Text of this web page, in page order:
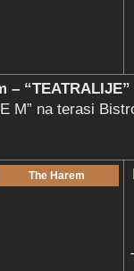
– “TEATRALIJE”
M” na terasi
The Harem